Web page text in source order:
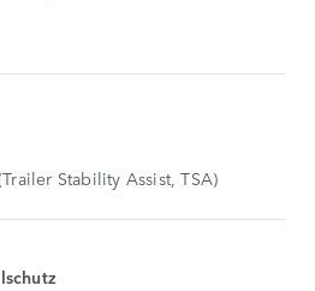
Stability Assist, TSA)